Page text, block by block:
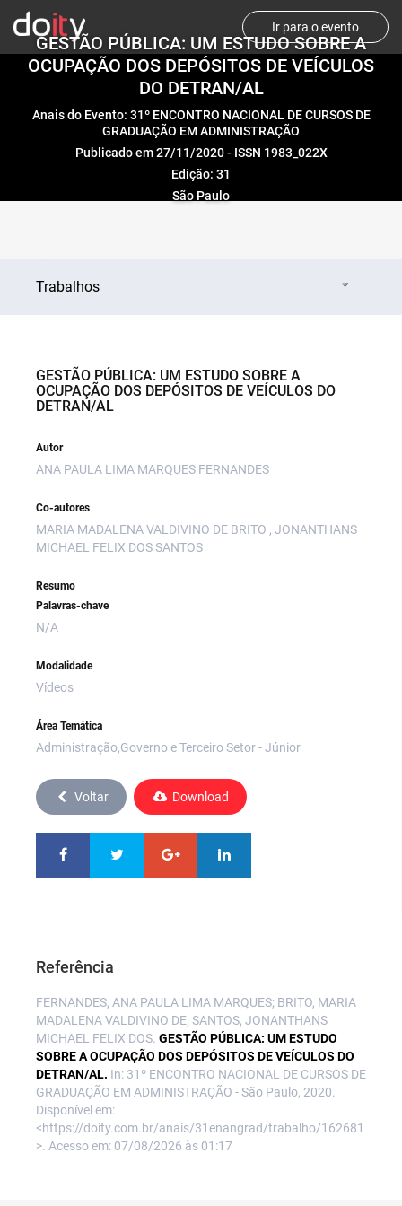
Ir para o evento
GESTÃO PÚBLICA: UM ESTUDO SOBRE A
OCUPAÇÃO DOS DEPÓSITOS DE VEÍCULOS
DO DETRAN/AL
Anais do Evento: 31º ENCONTRO NACIONAL DE CURSOS DE
GRADUAÇÃO EM ADMINISTRAÇÃO
Publicado em 27/11/2020 - ISSN 1983_022X
Edição: 31
São Paulo
Trabalhos
GESTÃO PÚBLICA: UM ESTUDO SOBRE A
OCUPAÇÃO DOS DEPÓSITOS DE VEÍCULOS DO
DETRAN/AL
Autor
ANA PAULA LIMA MARQUES FERNANDES
Co-autores
MARIA MADALENA VALDIVINO DE BRITO , JONANTHANS
MICHAEL FELIX DOS SANTOS
Resumo
Palavras-chave
N/A
Modalidade
Vídeos
Área Temática
Administração,Governo e Terceiro Setor - Júnior
Voltar Download
Referência
FERNANDES, ANA PAULA LIMA MARQUES; BRITO, MARIA
MADALENA VALDIVINO DE; SANTOS, JONANTHANS
MICHAEL FELIX DOS. GESTÃO PÚBLICA: UM ESTUDO
SOBRE A OCUPAÇÃO DOS DEPÓSITOS DE VEÍCULOS DO
DETRAN/AL. In: 31º ENCONTRO NACIONAL DE CURSOS DE
GRADUAÇÃO EM ADMINISTRAÇÃO - São Paulo, 2020.
Disponível em:
<https://doity.com.br/anais/31enangrad/trabalho/162681
>. Acesso em: 07/08/2026 às 01:17